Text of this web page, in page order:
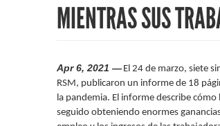
MIENTRAS SUS
Apr 6, 2021 — El 24 de marzo, siete
RSM, publicaron un informe de 18
la pandemia. El informe describe
seguido obteniendo enormes